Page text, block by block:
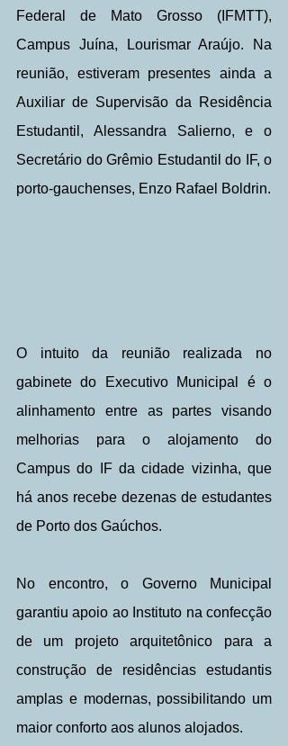
Federal de Mato Grosso (IFMTT),
Campus Juína, Lourismar Araújo. Na
reunião, estiveram presentes ainda a
Auxiliar de Supervisão da Residência
Estudantil, Alessandra Salierno, e o
Secretário do Grêmio Estudantil do IF, o
porto-gauchenses, Enzo Rafael Boldrin.
O intuito da reunião realizada no
gabinete do Executivo Municipal é o
alinhamento entre as partes visando
melhorias para o alojamento do
Campus do IF da cidade vizinha, que
há anos recebe dezenas de estudantes
de Porto dos Gaúchos.
No encontro, o Governo Municipal
garantiu apoio ao Instituto na confecção
de um projeto arquitetônico para a
construção de residências estudantis
amplas e modernas, possibilitando um
maior conforto aos alunos alojados.